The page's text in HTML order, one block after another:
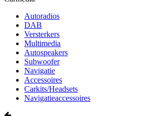
Autoradios
DAB
Versterkers
Multimedia
Autospeakers
Subwoofer
Navigatie
Accessoires
Carkits/Headsets
Navigatieaccessoires